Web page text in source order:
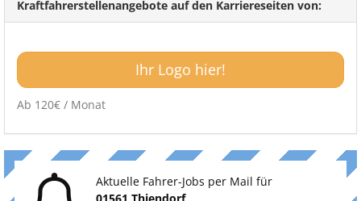
Kraftfahrerstellenangebote auf den Karriereseiten von:
Ihr Logo hier!
Ab 120€ / Monat
Aktuelle Fahrer-Jobs per Mail für